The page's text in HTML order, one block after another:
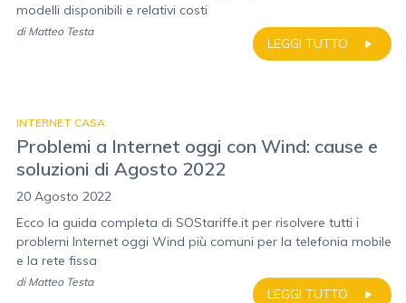
modelli disponibili e relativi costi
LEGGI TUTTO
di Matteo Testa
INTERNET CASA
Problemi a Internet oggi con Wind: cause e
soluzioni di Agosto 2022
20 Agosto 2022
Ecco la guida completa di SOStariffe.it per risolvere tutti i
problemi Internet oggi Wind più comuni per la telefonia mobile
e la rete fissa
LEGGI TUTTO
di Matteo Testa